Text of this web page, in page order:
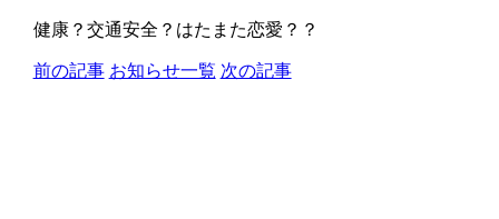
健康？交通安全？はたまた恋愛？？
前の記事 お知らせ一覧 次の記事